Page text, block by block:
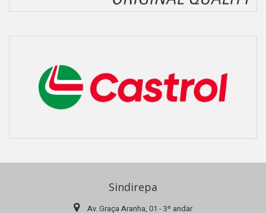
Sindirepa
Av. Graça Aranha, 01 - 3º andar